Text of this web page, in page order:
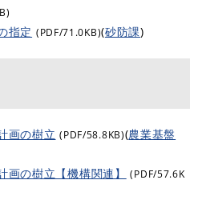
指定 (PDF/71.0KB)(砂防課)
画の樹立 (PDF/58.8KB)(農業基盤
画の樹立【機構関連】
(PDF/57.6K